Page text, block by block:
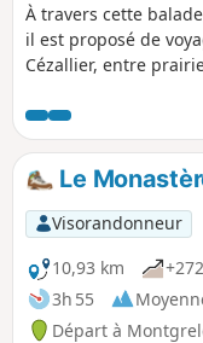
À travers cette
il est proposé de
Cézallier, entre
paysages préservés
biodiversité, où vous
et recenser des
environ 1h30 pour
sauvages et profitez
panneaux
d’orientation pour
découverte. De
vous attendent.
Le
Visorandonneur
10,93 km
3h 55
Départ à